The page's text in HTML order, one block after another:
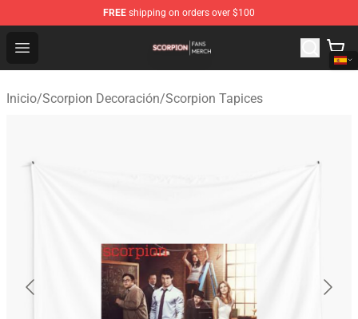
FREE shipping on orders over $100
Open menu
Scorpion Shop - Official Scorpion Merchandise Store
Inicio/Scorpion Decoración/Scorpion Tapices